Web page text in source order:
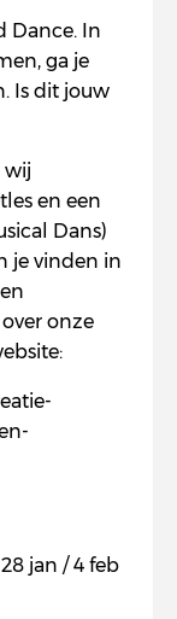
Dance. In
ga je
Is dit jouw
wij
en een
Dans)
je vinden in
onze
jan / 4 feb